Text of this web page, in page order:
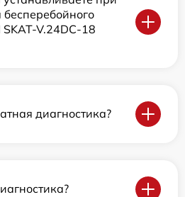
V.24DC-18
диагностика?